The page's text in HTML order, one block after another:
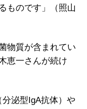
ものです」（照山
物質が含まれてい
恵一さんが続け
分泌型IgA抗体）や